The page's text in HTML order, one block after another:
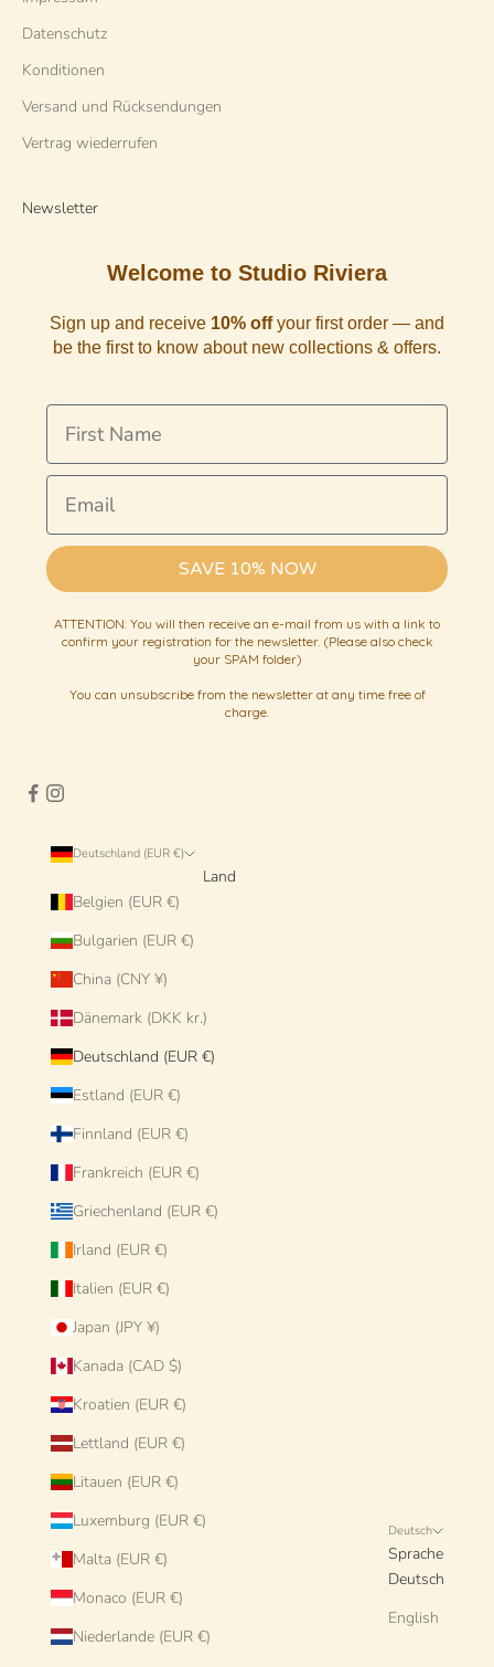
Datenschutz
Konditionen
Versand und Rücksendungen
Vertrag wiederrufen
Newsletter
Welcome to Studio Riviera
Sign up and receive 10% offyour first order — and
be the first to know about new collections & offers.
First Name
Email
SAVE 10% NOW
ATTENTION: You will then receive an e-mail from us with a link to
confirm your registration for the newsletter. (Please also check
your SPAM folder)
You can unsubscribe from the newsletter at any time free of
charge.
Deutschland (EUR €)
Land
Belgien (EUR €)
Bulgarien (EUR €)
China (CNY ¥)
Dänemark (DKK kr.)
Deutschland (EUR €)
Estland (EUR €)
Finnland (EUR €)
Frankreich (EUR €)
Griechenland (EUR €)
Irland (EUR €)
Italien (EUR €)
Japan (JPY ¥)
Kanada (CAD $)
Kroatien (EUR €)
Lettland (EUR €)
Litauen (EUR €)
Luxemburg (EUR €)
Malta (EUR €)
Monaco (EUR €)
Niederlande (EUR €)
Deutsch
Sprache
Deutsch
English